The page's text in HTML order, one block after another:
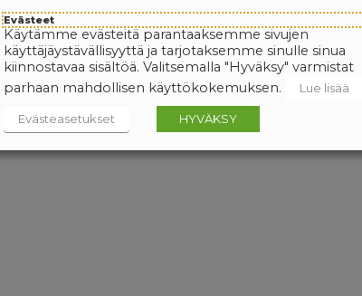
Evästeet
Käytämme evästeitä parantaaksemme sivujen
käyttäjäystävällisyyttä ja tarjotaksemme sinulle sinua
kiinnostavaa sisältöä. Valitsemalla "Hyväksy" varmistat
parhaan mahdollisen käyttökokemuksen.
Lue lisää
Evästeasetukset HYVÄKSY